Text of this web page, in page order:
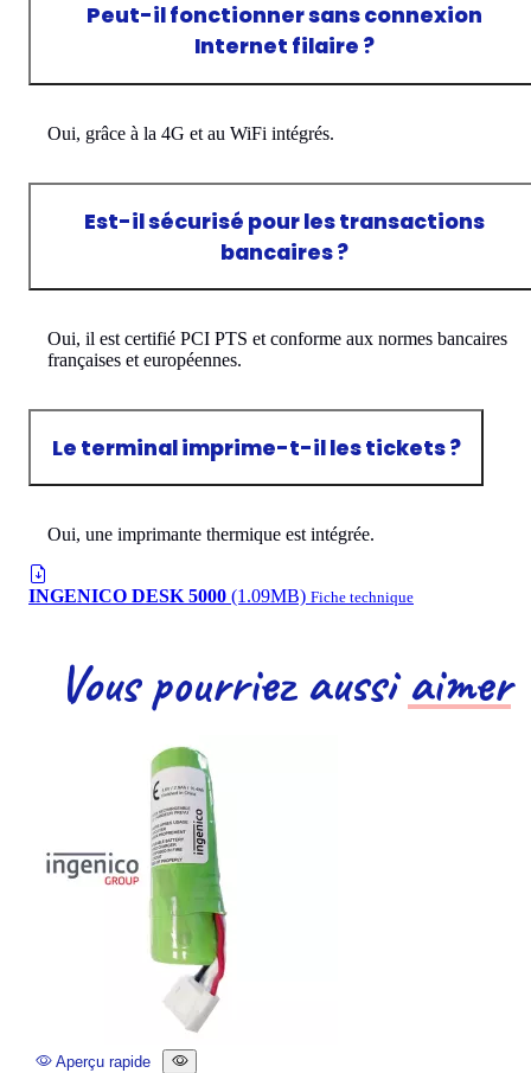
Peut-il fonctionner sans connexion
Internet filaire ?
Oui, grâce à la 4G et au WiFi intégrés.
Est-il sécurisé pour les transactions
bancaires ?
Oui, il est certifié PCI PTS et conforme aux normes bancaires
françaises et européennes.
Le terminal imprime-t-il les tickets ?
Oui, une imprimante thermique est intégrée.
INGENICO DESK 5000 (1.09MB) Fiche technique
Vous pourriez aussiaimer
Aperçu rapide